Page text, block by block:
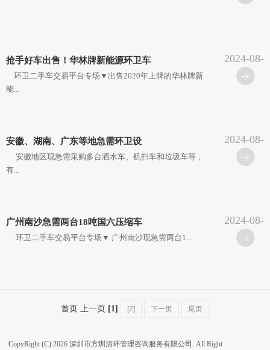
抢手好车出售！华林牌新能源环卫车
环卫二手车交易平台专场▼出售2020年上牌的华林牌新
能...
2024-08-
16
安徽、湖南、广东等地急需环卫设
安徽地区现急需采购多台洒水车、机扫车和垃圾车等，
有...
2024-08-
16
广州南沙急需两台18吨国六压缩车
环卫二手车交易平台专场▼ 广州南沙现急需两台1...
2024-08-
16
首页 上一页 [1] [2] 下一页 尾页
CopyRight (C) 2026 深圳市方圳清环管理咨询服务有限公司. All Right